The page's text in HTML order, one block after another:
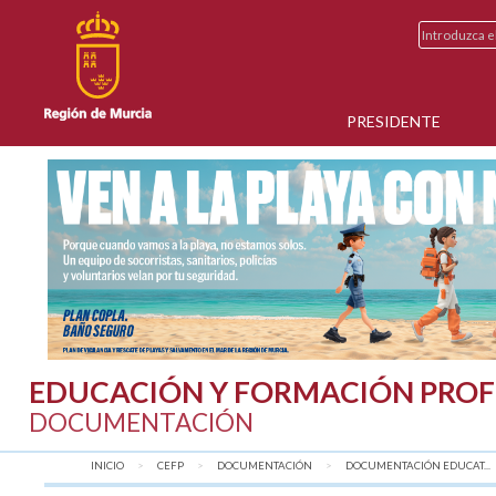
PRESIDENTE
EDUCACIÓN Y FORMACIÓN
DOCUMENTACIÓN
INICIO CEFP DOCUMENTACIÓN DOCUMENTACIÓN EDUCAT...